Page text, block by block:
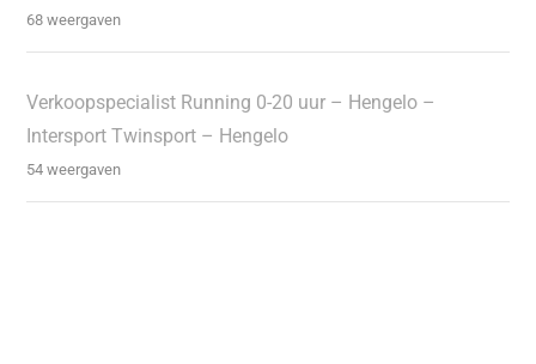
68 weergaven
Verkoopspecialist Running 0-20 uur – Hengelo –
Intersport Twinsport – Hengelo
54 weergaven